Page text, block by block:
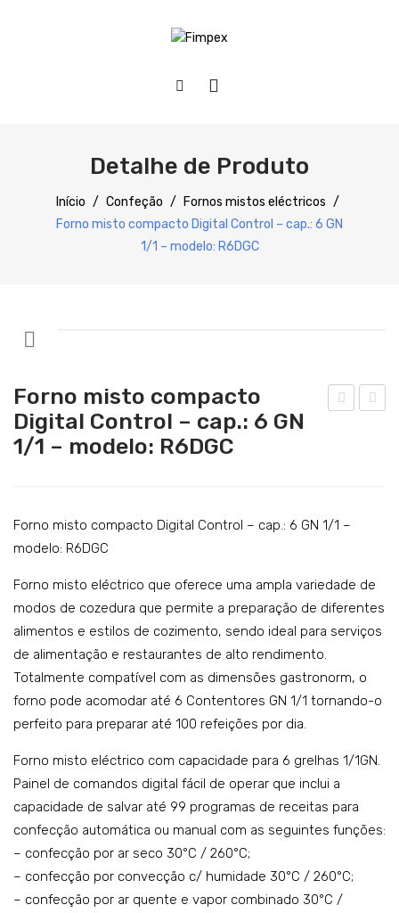
QUEM SOMOS
PRODUTOS
Preparação
Catering
Lavandaria
REFERÊNCIAS
BLOG
CONTACTOS
Detalhe de Produto
Início / Confeção / Fornos mistos eléctricos /
Forno misto compacto Digital Control – cap.: 6 GN
1/1 – modelo: R6DGC
co
Con
trol
1/1
mo
del
Con
trol
2/3
Forno misto compacto
Digital Control – cap.: 6 GN
1/1 – modelo: R6DGC
Forno misto compacto Digital Control – cap.: 6 GN 1/1 –
modelo: R6DGC
Forno misto eléctrico que oferece uma ampla variedade de
modos de cozedura que permite a preparação de diferentes
alimentos e estilos de cozimento, sendo ideal para serviços
de alimentação e restaurantes de alto rendimento.
Totalmente compatível com as dimensões gastronorm, o
forno pode acomodar até 6 Contentores GN 1/1 tornando-o
perfeito para preparar até 100 refeições por dia.
Forno misto eléctrico com capacidade para 6 grelhas 1/1GN.
Painel de comandos digital fácil de operar que inclui a
capacidade de salvar até 99 programas de receitas para
confecção automática ou manual com as seguintes funções:
– confecção por ar seco 30°C / 260°C;
– confecção por convecção c/ humidade 30°C / 260°C;
– confecção por ar quente e vapor combinado 30°C /